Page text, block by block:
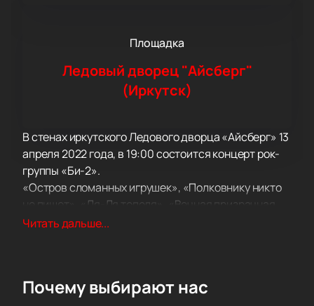
Площадка
Ледовый дворец "Айсберг"
(Иркутск)
В стенах иркутского Ледового дворца «Айсберг» 13
апреля 2022 года, в 19:00 состоится концерт рок-
группы «Би-2».
«Остров сломанных игрушек», «Полковнику никто
не пишет», «Ля-Ля тополя», «Вечная призрачная
встречная», «Держаться за воздух», «Ещё не
уже много лет музыкальному коллективу из
Читать дальше...
Почему выбирают нас